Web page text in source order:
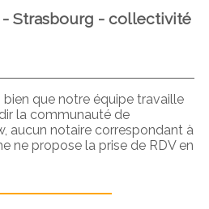
Strasbourg - collectivité
que notre équipe travaille
la communauté de
aucun notaire correspondant à
ne propose la prise de RDV en